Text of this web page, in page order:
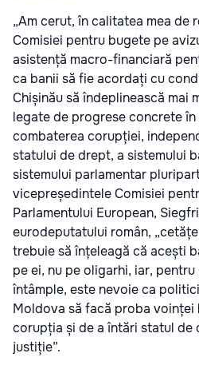
„Am cerut, în calitatea mea de
Comisiei pentru bugete pe
asistență macro-financiară
ca banii să fie acordați cu
Chișinău să îndeplinească mai
legate de progrese concrete
combaterea corupției,
statului de drept, a sistemului
sistemului parlamentar
vicepreședintele Comisiei
Parlamentului European,
eurodeputatului român,
trebuie să înțeleagă că acești
pe ei, nu pe oligarhi, iar,
întâmple, este nevoie ca
Moldova să facă proba voinței
corupția și de a întări statul de
justiție”.